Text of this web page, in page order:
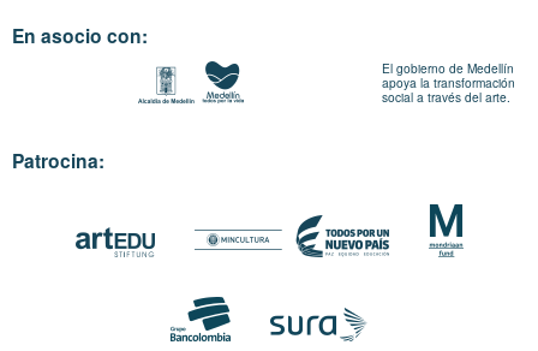
En asocio con:
El gobierno de Medellín
apoya la transformación
social a través del arte.
Patrocina: